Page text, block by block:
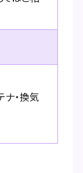
ナ・換気